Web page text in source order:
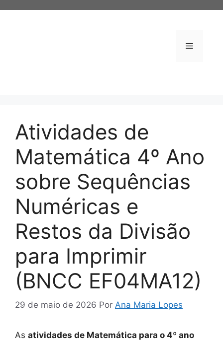
Menu
Atividades de
Matemática 4º Ano
sobre Sequências
Numéricas e
Restos da Divisão
para Imprimir
(BNCC EF04MA12)
29 de maio de 2026 Por Ana Maria Lopes
As atividades de Matemática para o 4º ano